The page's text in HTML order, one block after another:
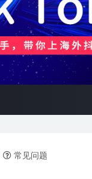
常见问题